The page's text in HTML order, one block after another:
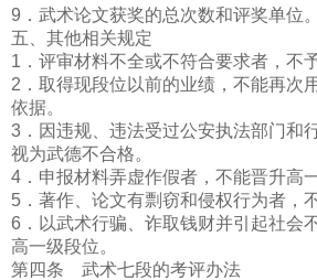
9．武术论文获奖的总次数和评奖单位。
五、其他相关规定
1．评审材料不全或不符合要求者，不
2．取得现段位以前的业绩，不能再次
依据。
3．因违规、违法受过公安执法部门和
视为武德不合格。
4．申报材料弄虚作假者，不能晋升高
5．著作、论文有剽窃和侵权行为者，
6．以武术行骗、诈取钱财并引起社会
高一级段位。
第四条 武术七段的考评办法